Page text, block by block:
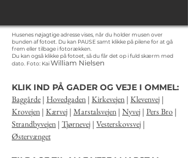
Husenes nøjagtige adresse vises, når du holder musen over
bunden af fotoet. Du kan PAUSE samt klikke på pilene for at gå
frem eller tilbage i fotorækken.
Du kan også klikke på fotoet, så du får det op i fuld skærm med
dato. Foto: KaiWilliam Nielsen
KLIK IND PÅ GADER OG VEJE I OMMEL:
Baggårde | Hovedgaden | Kirkevejen | Klevenvej |
Krovejen | Kærvej | Marstalsvejen | Nyvej | Pers Bro |
Strandbyvejen | Tjørnevej | Vesterskovsvej |
Østervænget